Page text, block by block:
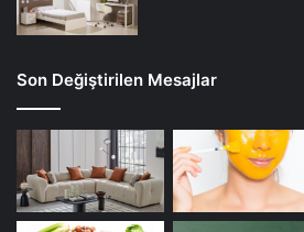
Son Değiştirilen Mesajlar